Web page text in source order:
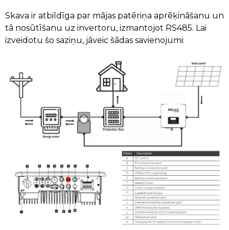
Skava ir atbildīga par mājas patēriņa aprēķināšanu un
tā nosūtīšanu uz invertoru, izmantojot RS485. Lai
izveidotu šo saziņu, jāveic šādas savienojumi: